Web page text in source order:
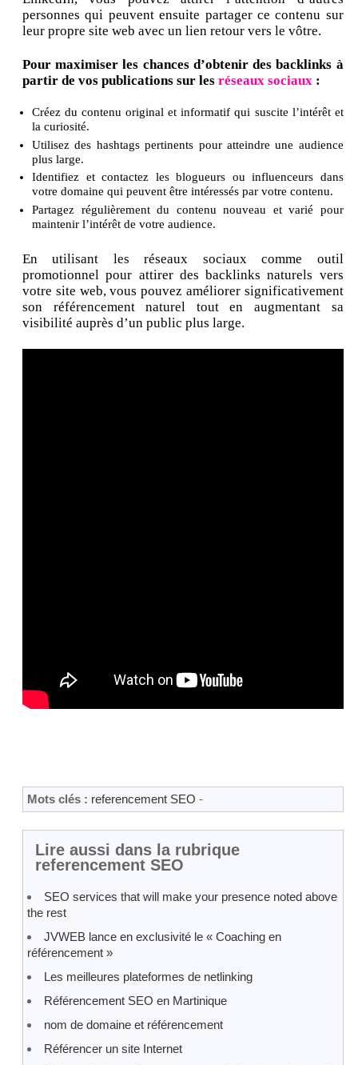
personnes qui peuvent ensuite partager ce contenu sur
leur propre site web avec un lien retour vers le vôtre.
Pour maximiser les chances d’obtenir des backlinks à
partir de vos publications sur les réseaux sociaux :
Créez du contenu original et informatif qui suscite l’intérêt et
la curiosité.
Utilisez des hashtags pertinents pour atteindre une audience
plus large.
Identifiez et contactez les blogueurs ou influenceurs dans
votre domaine qui peuvent être intéressés par votre contenu.
Partagez régulièrement du contenu nouveau et varié pour
maintenir l’intérêt de votre audience.
En utilisant les réseaux sociaux comme outil
promotionnel pour attirer des backlinks naturels vers
votre site web, vous pouvez améliorer significativement
son référencement naturel tout en augmentant sa
visibilité auprès d’un public plus large.
Mots clés : referencement SEO -
Lire aussi dans la rubrique
referencement SEO
SEO services that will make your presence noted above
the rest
JVWEB lance en exclusivité le « Coaching en
référencement »
Les meilleures plateformes de netlinking
Référencement SEO en Martinique
nom de domaine et référencement
Référencer un site Internet